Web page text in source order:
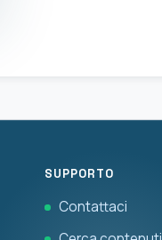
SUPPORTO
Contattaci